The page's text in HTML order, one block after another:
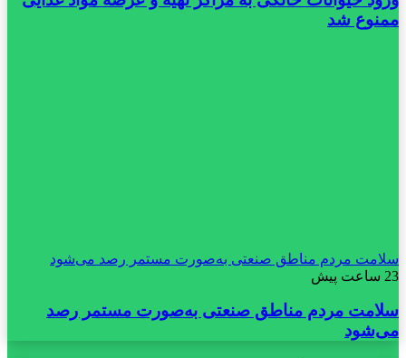
ممنوع شد
سلامت مردم مناطق صنعتی به‌صورت مستمر رصد می‌شود
23 ساعت پیش
سلامت مردم مناطق صنعتی به‌صورت مستمر رصد
می‌شود